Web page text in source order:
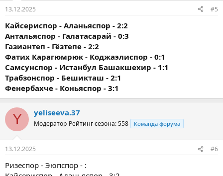
13.12.2025 #5
Кайсериспор - Аланьяспор - 2:2
Антальяспор - Галатасарай - 0:3
Газиантеп - Гёзтепе - 2:2
Фатих Карагюмрюк - Коджаэлиспор - 0:1
Самсунспор - Истанбул Башакшехир - 1:1
Трабзонспор - Бешикташ - 2:1
Фенербахче - Коньяспор - 3:1
Y yeliseeva.37
Модератор Рейтинг сезона: 558 Команда форума
13.12.2025 #6
Ризеспор - Эюпспор - :